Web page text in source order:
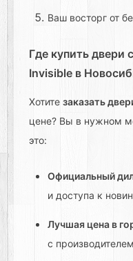
Ваш восторг от
Где купить двери
Invisible в
Хотите заказать
цене? Вы в нужном
это:
Официальный
и доступа к
Лучшая цена в
с